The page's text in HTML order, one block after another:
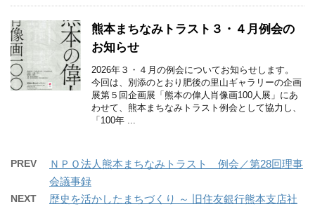
熊本まちなみトラスト３・４月例会の
お知らせ
2026年３・４月の例会についてお知らせします。
今回は、別添のとおり肥後の里山ギャラリーの企画
展第５回企画展「熊本の偉人肖像画100人展」にあ
わせて、熊本まちなみトラスト例会として協力し、
「100年 ...
PREV
ＮＰＯ法人熊本まちなみトラスト 例会／第28回理事
会議事録
NEXT
歴史を活かしたまちづくり ～ 旧住友銀行熊本支店社